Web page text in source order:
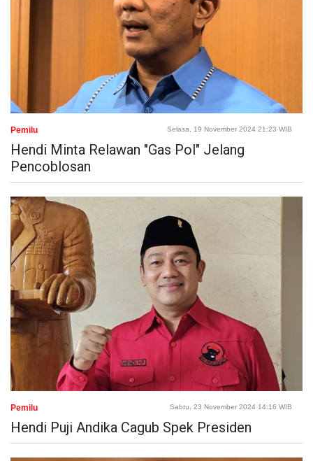
Pemilu Selasa, 19 November 2024 21:23 WIB
Hendi Minta Relawan "Gas Pol" Jelang
Pencoblosan
Pemilu Sabtu, 23 November 2024 14:16 WIB
Hendi Puji Andika Cagub Spek Presiden